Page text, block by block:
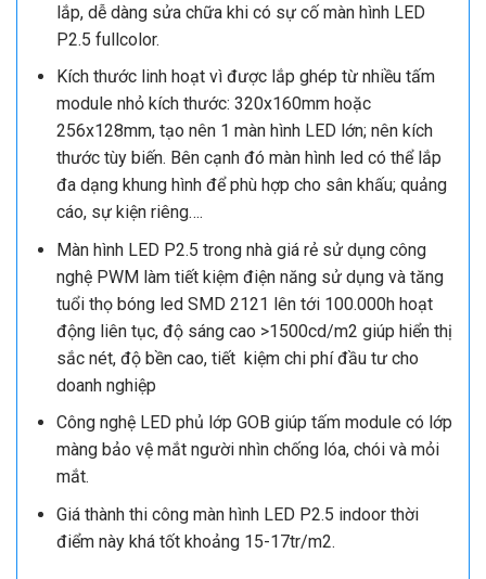
lắp, dễ dàng sửa chữa khi có sự cố màn hình LED
P2.5 fullcolor.
Kích thước linh hoạt vì được lắp ghép từ nhiều tấm
module nhỏ kích thước: 320x160mm hoặc
256x128mm, tạo nên 1 màn hình LED lớn; nên kích
thước tùy biến. Bên cạnh đó màn hình led có thể lắp
đa dạng khung hình để phù hợp cho sân khấu; quảng
cáo, sự kiện riêng….
Màn hình LED P2.5 trong nhà giá rẻ sử dụng công
nghệ PWM làm tiết kiệm điện năng sử dụng và tăng
tuổi thọ bóng led SMD 2121 lên tới 100.000h hoạt
động liên tục, độ sáng cao >1500cd/m2 giúp hiển thị
sắc nét, độ bền cao, tiết kiệm chi phí đầu tư cho
doanh nghiệp
Công nghệ LED phủ lớp GOB giúp tấm module có lớp
màng bảo vệ mắt người nhìn chống lóa, chói và mỏi
mắt.
Giá thành thi công màn hình LED P2.5 indoor thời
điểm này khá tốt khoảng 15-17tr/m2.